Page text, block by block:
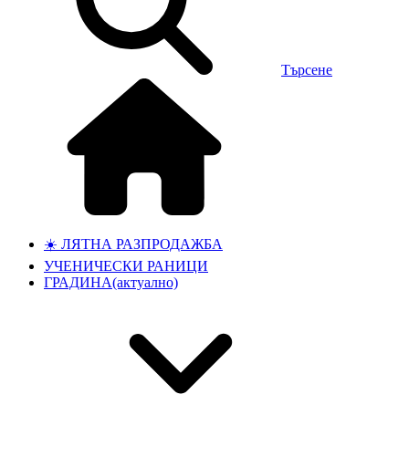
Търсене
☀️ ЛЯТНА РАЗПРОДАЖБА
УЧЕНИЧЕСКИ РАНИЦИ
ГРАДИНА(актуално)